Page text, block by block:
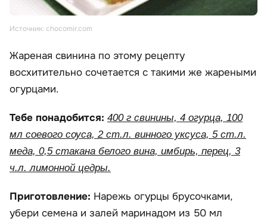
Источник: chocomir.com
Жареная свинина по этому рецепту
восхитительно сочетается с такими же жареными
огурцами.
Тебе понадобится: 400 г свинины, 4 огурца, 100
мл соевого соуса, 2 ст.л. винного уксуса, 5 ст.л.
меда, 0,5 стакана белого вина, имбирь, перец, 3
ч.л. лимонной цедры.
Приготовление: Нарежь огурцы брусочками,
убери семена и залей маринадом из 50 мл